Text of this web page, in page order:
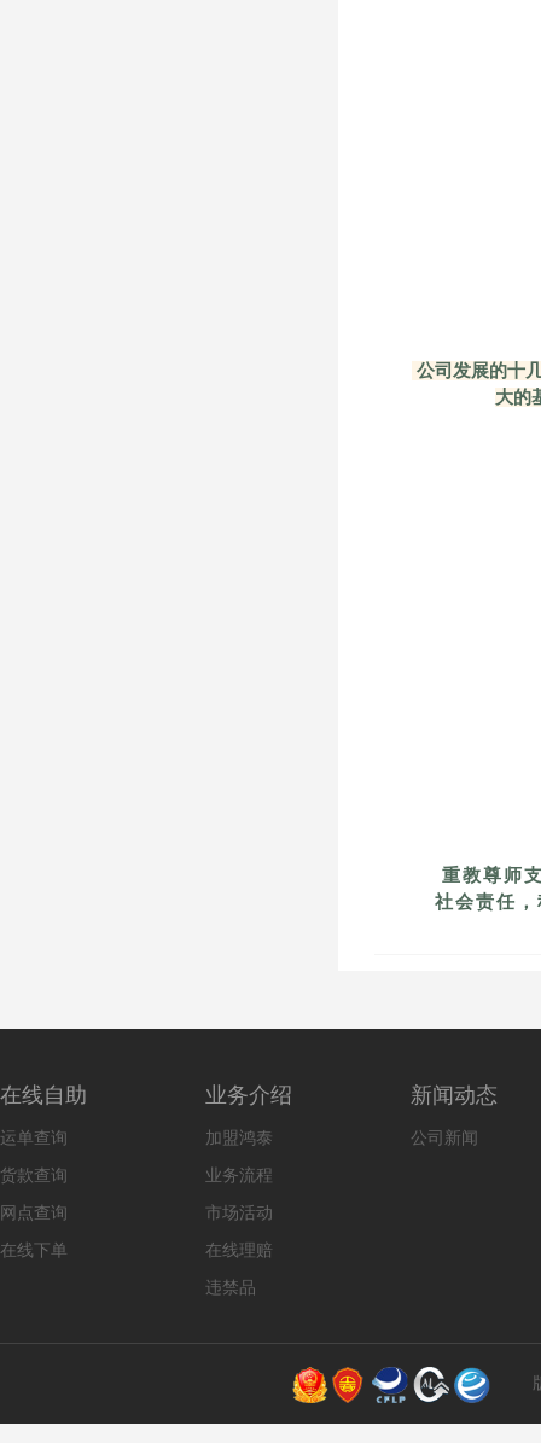
公司发展的十
大的
重教尊师
社会责任
在线自助
运单查询
货款查询
网点查询
在线下单
业务介绍
加盟鸿泰
业务流程
市场活动
在线理赔
违禁品
新闻动态
公司新闻